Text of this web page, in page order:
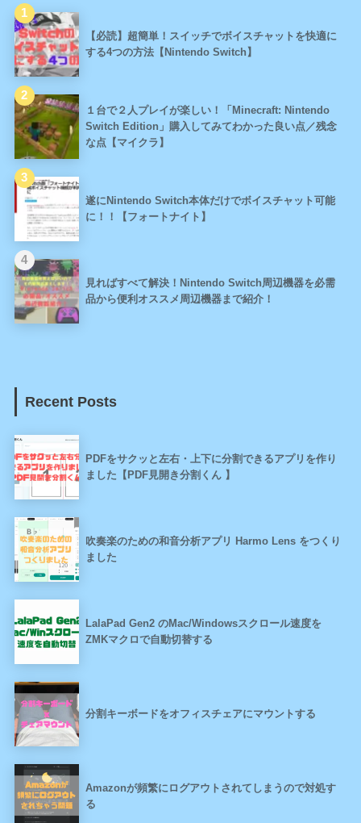
【必読】超簡単！スイッチでボイスチャットを快適に
する4つの方法【Nintendo Switch】
１台で２人プレイが楽しい！「Minecraft: Nintendo
Switch Edition」購入してみてわかった良い点／残念
な点【マイクラ】
遂にNintendo Switch本体だけでボイスチャット可能
に！！【フォートナイト】
見ればすべて解決！Nintendo Switch周辺機器を必需
品から便利オススメ周辺機器まで紹介！
Recent Posts
PDFをサクッと左右・上下に分割できるアプリを作り
ました【PDF見開き分割くん 】
吹奏楽のための和音分析アプリ Harmo Lens をつくり
ました
LalaPad Gen2 のMac/Windowsスクロール速度を
ZMKマクロで自動切替する
分割キーボードをオフィスチェアにマウントする
Amazonが頻繁にログアウトされてしまうので対処す
る